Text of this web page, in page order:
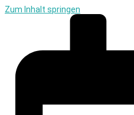
Zum Inhalt springen